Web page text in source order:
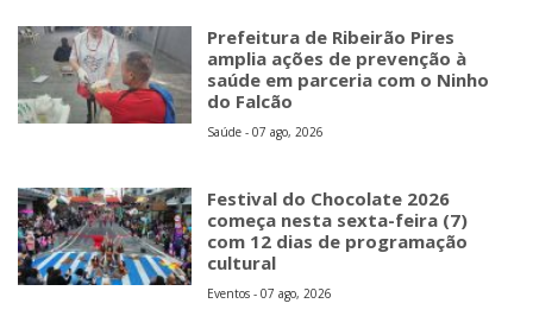
Prefeitura de Ribeirão Pires
amplia ações de prevenção à
saúde em parceria com o Ninho
do Falcão
Saúde - 07 ago, 2026
Festival do Chocolate 2026
começa nesta sexta-feira (7)
com 12 dias de programação
cultural
Eventos - 07 ago, 2026